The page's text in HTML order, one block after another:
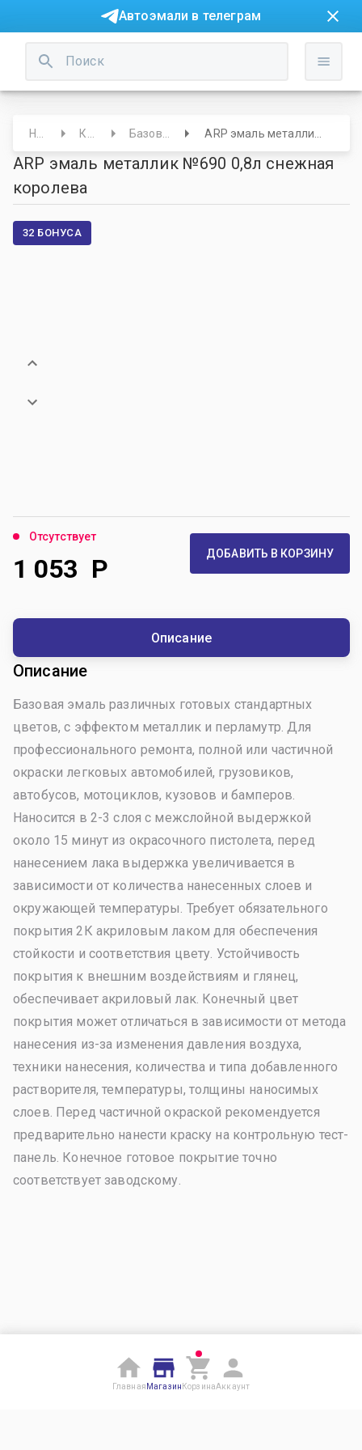
Автоэмали в телеграм
ARP эмаль металлик №690 0,8л снежная
королева
32 БОНУСА
Отсутствует
1 053 Р ДОБАВИТЬ В КОРЗИНУ
Описание
Описание
Базовая эмаль различных готовых стандартных
цветов, с эффектом металлик и перламутр. Для
профессионального ремонта, полной или частичной
окраски легковых автомобилей, грузовиков,
автобусов, мотоциклов, кузовов и бамперов.
Наносится в 2-3 слоя с межслойной выдержкой
около 15 минут из окрасочного пистолета, перед
нанесением лака выдержка увеличивается в
зависимости от количества нанесенных слоев и
окружающей температуры. Требует обязательного
покрытия 2К акриловым лаком для обеспечения
стойкости и соответствия цвету. Устойчивость
покрытия к внешним воздействиям и глянец,
обеспечивает акриловый лак. Конечный цвет
покрытия может отличаться в зависимости от метода
нанесения из-за изменения давления воздуха,
техники нанесения, количества и типа добавленного
растворителя, температуры, толщины наносимых
слоев. Перед частичной окраской рекомендуется
предварительно нанести краску на контрольную тест-
панель. Конечное готовое покрытие точно
соответствует заводскому.
Главная Магазин КорзинаАккаунт